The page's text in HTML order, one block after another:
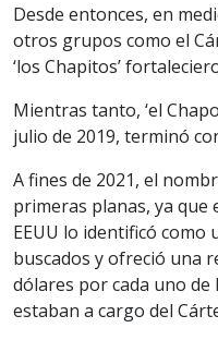
Desde entonces, en
otros grupos como el
‘los Chapitos’
Mientras tanto, ‘el
julio de 2019, terminó
A fines de 2021, el
primeras planas, ya que
EEUU lo identificó como
buscados y ofreció una
dólares por cada uno de
estaban a cargo del